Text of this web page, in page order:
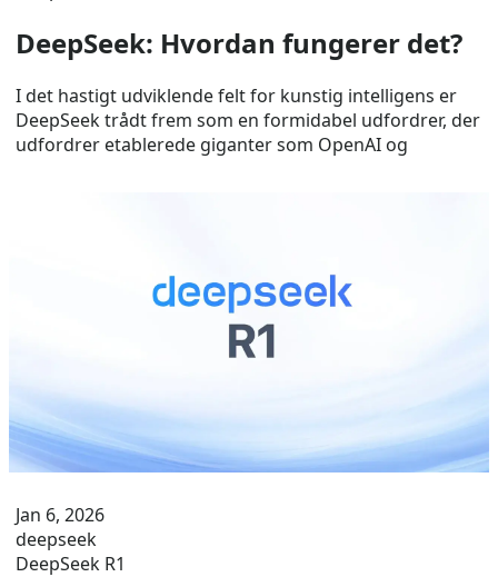
DeepSeek: Hvordan fungerer det?
I det hastigt udviklende felt for kunstig intelligens er
DeepSeek trådt frem som en formidabel udfordrer, der
udfordrer etablerede giganter som OpenAI og
Jan 6, 2026
deepseek
DeepSeek R1